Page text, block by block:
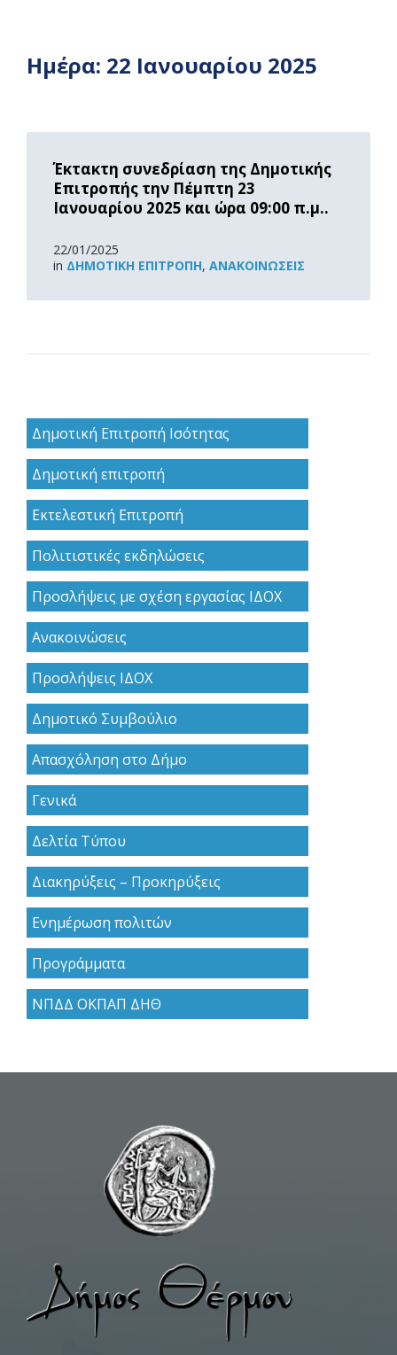
Ημέρα: 22 Ιανουαρίου 2025
Έκτακτη συνεδρίαση της Δημοτικής
Επιτροπής την Πέμπτη 23
Ιανουαρίου 2025 και ώρα 09:00 π.μ..
22/01/2025
in ΔΗΜΟΤΙΚΉ ΕΠΙΤΡΟΠΉ, ΑΝΑΚOΙΝΏΣΕΙΣ
Read
Δημοτική Επιτροπή Ισότητας
Δημοτική επιτροπή
Εκτελεστική Επιτροπή
Πολιτιστικές εκδηλώσεις
Προσλήψεις με σχέση εργασίας ΙΔΟΧ
Ανακoινώσεις
Προσλήψεις ΙΔΟΧ
Δημοτικό Συμβούλιο
Απασχόληση στο Δήμο
Γενικά
Δελτία Τύπου
Διακηρύξεις – Προκηρύξεις
Ενημέρωση πολιτών
Προγράμματα
ΝΠΔΔ ΟΚΠΑΠ ΔΗΘ